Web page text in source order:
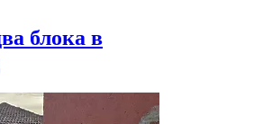
блока в